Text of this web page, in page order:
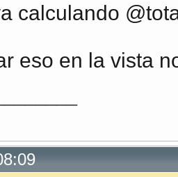
width="160px"><% = p. input
width="100px" class="text-
calculando
eso en la vista